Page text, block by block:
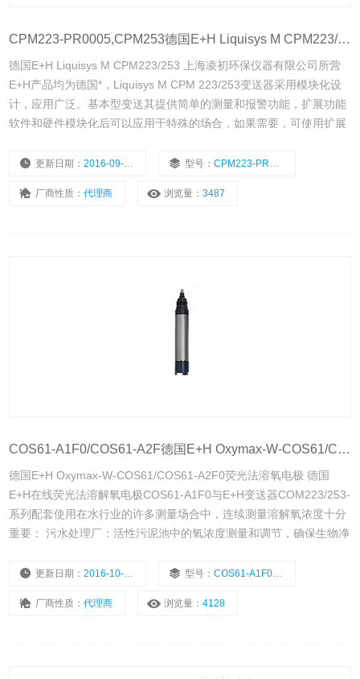
CPM223-PR0005,CPM253德国E+H Liquisys M CPM223/253
德国E+H Liquisys M CPM223/253 上海凌初环保仪器有限公司所营
E+H产品均为德国*，Liquisys M CPM 223/253变送器采用模块化设
计，应用广泛。基本型变送其提供简单的测量和报警功能，扩展功能
软件和硬件模块化后可以应用于特殊的场合，如果需要，可使用扩展
更新日期：2016-09-27 型号：CPM223-PR0005,CPM253
厂商性质：代理商 浏览量：3487
COS61-A1F0/COS61-A2F德国E+H Oxymax-W-COS61/COS61-A2F0荧光法溶氧电极
德国E+H Oxymax-W-COS61/COS61-A2F0荧光法溶氧电极 德国
E+H在线荧光法溶解氧电极COS61-A1F0与E+H变送器COM223/253-
系列配套使用在水行业的许多测量场合中，连续测量溶解氧浓度十分
重要： 污水处理厂：活性污泥池中的氧浓度测量和调节，确保生物净
要指标更新日期：2016-10-18 型号：COS61-A1F0/COS61-A2F
厂商性质：代理商 浏览量：4128